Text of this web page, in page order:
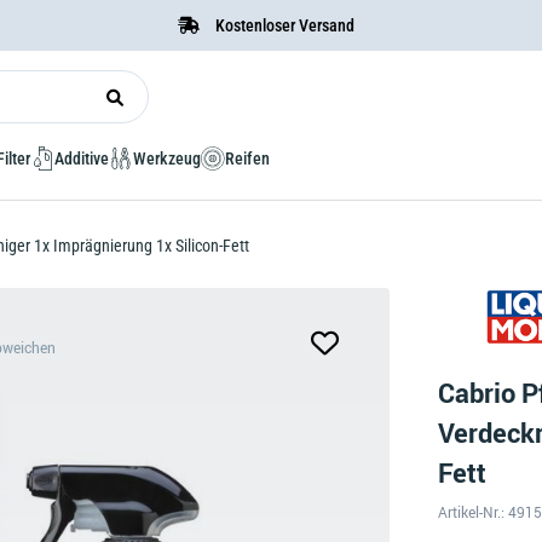
Kostenloser Versand
Additive Werkzeug Reifen
1x Imprägnierung 1x Silicon-Fett
Cabrio
Fett
Artikel-Nr.: